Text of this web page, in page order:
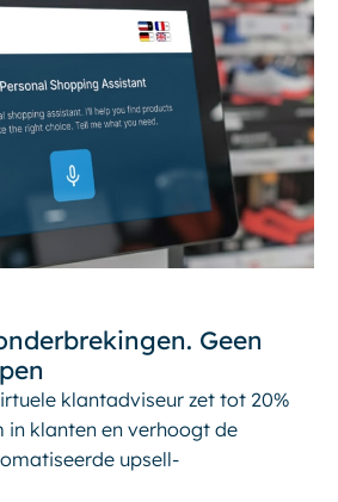
Geen
klantadviseur zet tot 20%
in klanten en verhoogt de
upsell-